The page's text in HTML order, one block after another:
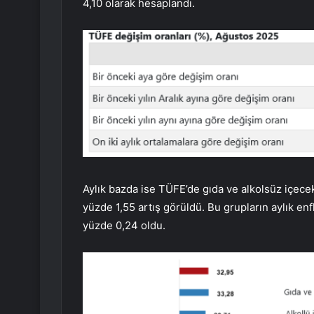
4,10 olarak hesaplandı.
Aylık bazda ise TÜFE’de gıda ve alkolsüz
yüzde 1,55 artış görüldü. Bu grupların aylık
yüzde 0,24 oldu.